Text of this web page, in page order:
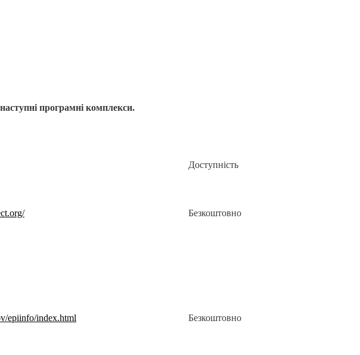
програмні комплекси.
Доступність
Безкоштовно
epiinfo/index.html Безкоштовно